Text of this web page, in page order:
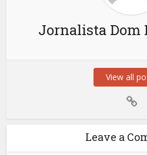
Jornalista Dom
View all
Leave a